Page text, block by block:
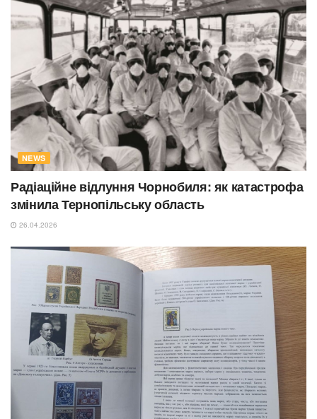
NEWS
Радіаційне відлуння Чорнобиля: як катастрофа
змінила Тернопільську область
26.04.2026